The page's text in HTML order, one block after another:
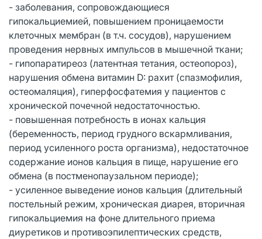
- заболевания, сопровождающиеся
гипокальциемией, повышением проницаемости
клеточных мембран (в т.ч. сосудов), нарушением
проведения нервных импульсов в мышечной ткани;
- гипопаратиреоз (латентная тетания, остеопороз),
нарушения обмена витамин D: рахит (спазмофилия,
остеомаляция), гиперфосфатемия у пациентов с
хронической почечной недостаточностью.
- повышенная потребность в ионах кальция
(беременность, период грудного вскармливания,
период усиленного роста организма), недостаточное
содержание ионов кальция в пище, нарушение его
обмена (в постменопаузальном периоде);
- усиленное выведение ионов кальция (длительный
постельный режим, хроническая диарея, вторичная
гипокальциемия на фоне длительного приема
диуретиков и противоэпилептических средств,